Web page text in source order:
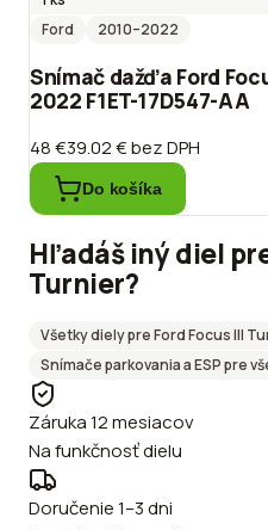
Ford
2010–2022
Snímač dažďa Ford
2022 F1ET-17D547-AA
48 €39.02 €bez DPH
Do košíka
Hľadáš iný diel
Turnier?
Všetky diely preFordFocus III
Snímače parkovania a ESPpre
Záruka 12 mesiacov
Na funkčnosť dielu
Doručenie 1–3 dni